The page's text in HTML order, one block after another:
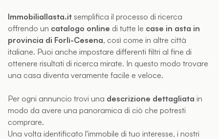
Immobiliallasta.it semplifica il processo di ricerca
offrendo un catalogo online di tutte le case in asta in
provincia di Forlì-Cesena, così come in altre città
italiane. Puoi anche impostare differenti filtri al fine di
ottenere risultati di ricerca mirate. In questo modo trovare
una casa diventa veramente facile e veloce.
Per ogni annuncio trovi una descrizione dettagliata in
modo da avere una panoramica di ciò che potresti
comprare.
Una volta identificato l'immobile di tuo interesse, i nostri